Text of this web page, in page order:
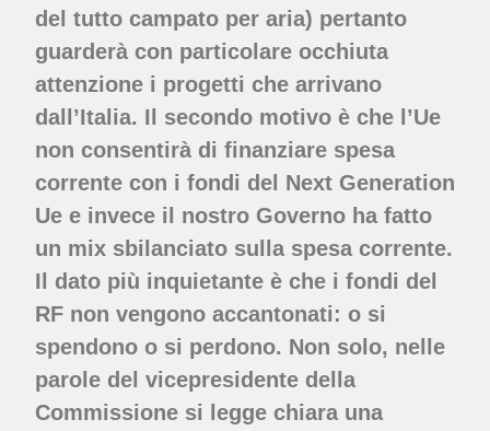
del tutto campato per aria) pertanto
guarderà con particolare occhiuta
attenzione i progetti che arrivano
dall’Italia. Il secondo motivo è che l’Ue
non consentirà di finanziare spesa
corrente con i fondi del Next Generation
Ue e invece il nostro Governo ha fatto
un mix sbilanciato sulla spesa corrente.
Il dato più inquietante è che i fondi del
RF non vengono accantonati: o si
spendono o si perdono. Non solo, nelle
parole del vicepresidente della
Commissione si legge chiara una